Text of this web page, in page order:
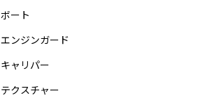
ボート
エンジンガード
キャリパー
テクスチャー